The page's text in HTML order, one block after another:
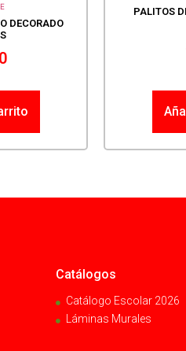
DECORADO
PALITOS
Catálogos
Catálogo Escolar 2026
Láminas Murales